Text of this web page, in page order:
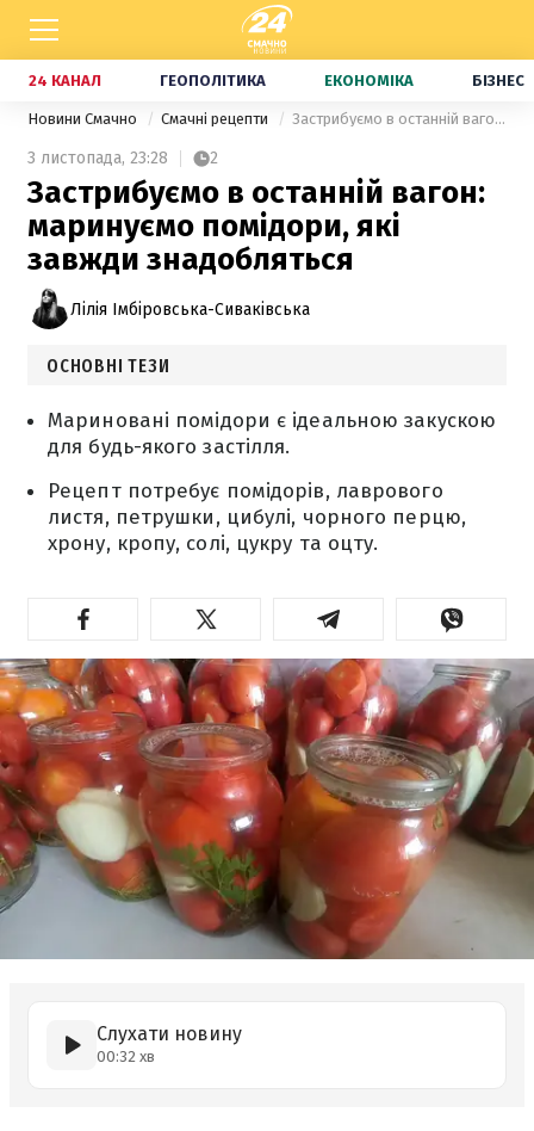
24 КАНАЛ ГЕОПОЛІТИКА ЕКОНОМІКА БІЗНЕС
Новини Смачно Смачні рецепти Застрибуємо в останній вагон: маринуємо помідори, які завжди знадобляться
3 листопада, 23:28 2
Застрибуємо в останній вагон:
маринуємо помідори, які
завжди знадобляться
Лілія Імбіровська-Сиваківська
ОСНОВНІ ТЕЗИ
Мариновані помідори є ідеальною закускою
для будь-якого застілля.
Рецепт потребує помідорів, лаврового
листя, петрушки, цибулі, чорного перцю,
хрону, кропу, солі, цукру та оцту.
Слухати новину
00:32 хв